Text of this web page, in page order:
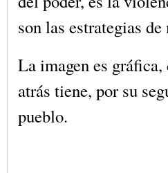
son las estrategias
La imagen es
atrás tiene, por su
pueblo.